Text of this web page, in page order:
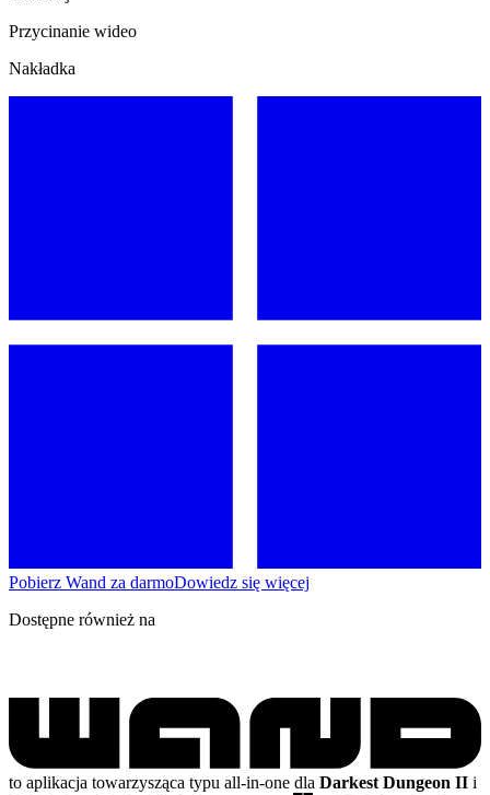
Przycinanie wideo
Nakładka
Pobierz Wand za darmoDowiedz się więcej
Dostępne również na
to aplikacja towarzysząca typu all-in-one dla Darkest Dungeon II i